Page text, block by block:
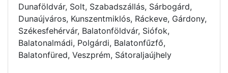
Dunaföldvár, Solt, Szabadszállás, Sárbogárd,
Dunaújváros, Kunszentmiklós, Ráckeve, Gárdony,
Székesfehérvár, Balatonföldvár, Siófok,
Balatonalmádi, Polgárdi, Balatonfűzfő,
Balatonfüred, Veszprém, Sátoraljaújhely